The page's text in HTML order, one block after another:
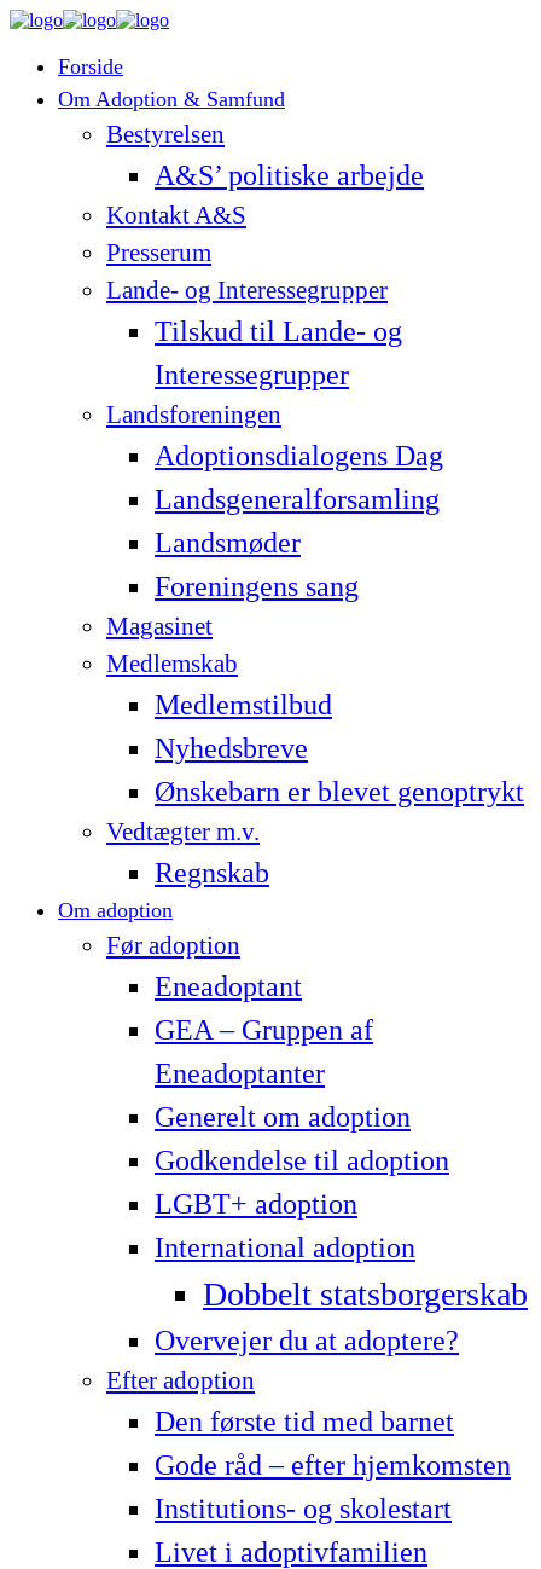
Forside
Om Adoption & Samfund
Bestyrelsen
A&S’ politiske arbejde
Kontakt A&S
Presserum
Lande- og Interessegrupper
Tilskud til Lande- og
Interessegrupper
Landsforeningen
Adoptionsdialogens Dag
Landsgeneralforsamling
Landsmøder
Foreningens sang
Magasinet
Medlemskab
Medlemstilbud
Nyhedsbreve
Ønskebarn er blevet genoptrykt
Vedtægter m.v.
Regnskab
Om adoption
Før adoption
Eneadoptant
GEA – Gruppen af
Eneadoptanter
Generelt om adoption
Godkendelse til adoption
LG­BT+ adoption
International adoption
Dobbelt statsborgerskab
Overvejer du at adoptere?
Efter adoption
Den første tid med barnet
Gode råd – efter hjemkomsten
Institutions- og skolestart
Livet i adoptivfamilien